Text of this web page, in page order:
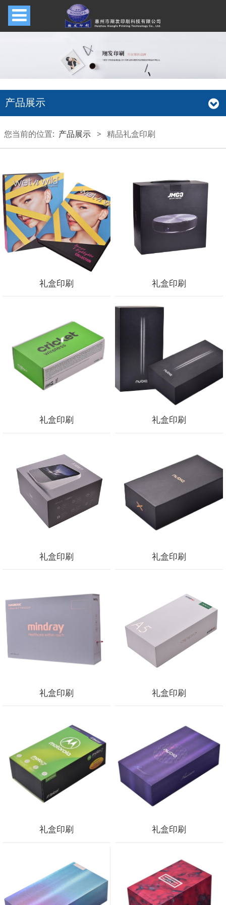
产品展示
您当前的位置: 产品展示 > 精品礼盒印刷
礼盒印刷 礼盒印刷
礼盒印刷 礼盒印刷
礼盒印刷 礼盒印刷
礼盒印刷 礼盒印刷
礼盒印刷 礼盒印刷